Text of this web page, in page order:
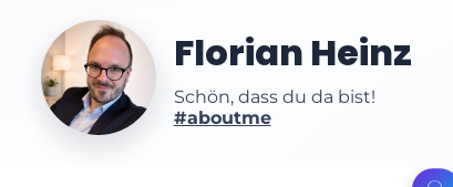
Florian Heinz
Schön, dass du da bist!
#aboutme